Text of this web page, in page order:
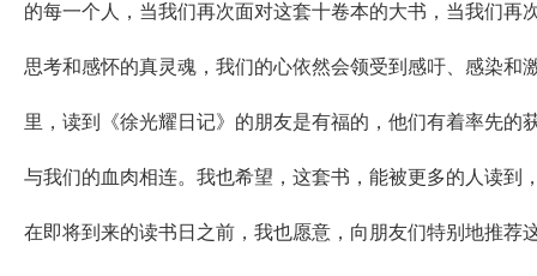
的每一个人，当我们再次面对这套十卷本的大书，当我们再
思考和感怀的真灵魂，我们的心依然会领受到感吁、感染和
里，读到《徐光耀日记》的朋友是有福的，他们有着率先的
与我们的血肉相连。我也希望，这套书，能被更多的人读到
在即将到来的读书日之前，我也愿意，向朋友们特别地推荐